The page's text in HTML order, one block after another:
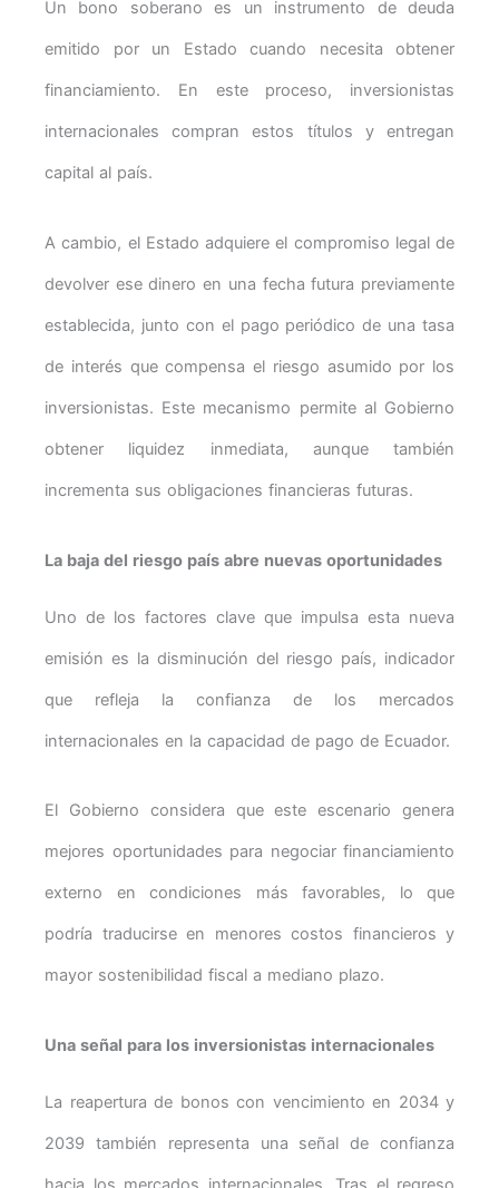
Un bono soberano es un instrumento de deuda
emitido por un Estado cuando necesita obtener
financiamiento. En este proceso, inversionistas
internacionales compran estos títulos y entregan
capital al país.
A cambio, el Estado adquiere el compromiso legal de
devolver ese dinero en una fecha futura previamente
establecida, junto con el pago periódico de una tasa
de interés que compensa el riesgo asumido por los
inversionistas. Este mecanismo permite al Gobierno
obtener liquidez inmediata, aunque también
incrementa sus obligaciones financieras futuras.
La baja del riesgo país abre nuevas oportunidades
Uno de los factores clave que impulsa esta nueva
emisión es la disminución del riesgo país, indicador
que refleja la confianza de los mercados
internacionales en la capacidad de pago de Ecuador.
El Gobierno considera que este escenario genera
mejores oportunidades para negociar financiamiento
externo en condiciones más favorables, lo que
podría traducirse en menores costos financieros y
mayor sostenibilidad fiscal a mediano plazo.
Una señal para los inversionistas internacionales
La reapertura de bonos con vencimiento en 2034 y
2039 también representa una señal de confianza